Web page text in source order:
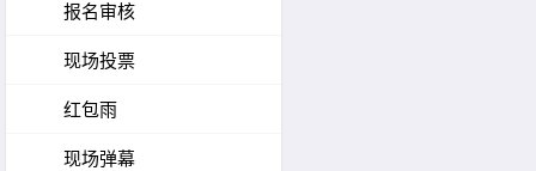
报名审核
现场投票
红包雨
现场弹幕